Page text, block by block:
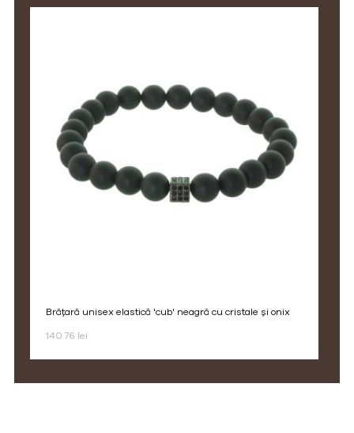
brățară unisex elastică 'cub' neagră cu cristale și onix
140.76 lei